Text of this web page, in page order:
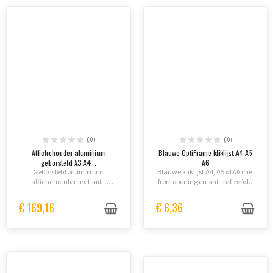
(0)
Affichehouder aluminium
geborsteld A3 A4...
Geborsteld aluminium
affichehouder met anti-
voet, draaibaar formaat A4 of
€ 169,16
(0)
Blauwe OptiFrame kliklijst A4 A5
A6
Blauwe kliklijst A4, A5 of A6 met
frontopening en anti-reflex folie
€ 6,36